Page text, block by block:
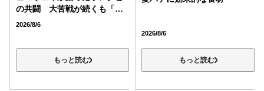
の共闘 大苦戦が続くも「そ
のおかげで緊密な協力関係を
2026/8/6
もっと読む
2026/8/6
もっと読む